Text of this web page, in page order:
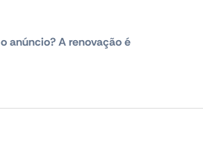
anúncio? A renovação é